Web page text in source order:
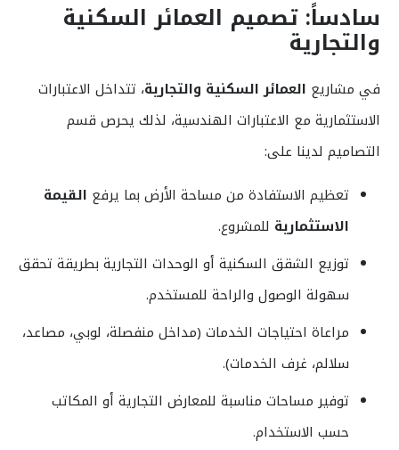
سادساً: تصميم العمائر السكنية
والتجارية
في مشاريع العمائر السكنية والتجارية، تتداخل الاعتبارات
الاستثمارية مع الاعتبارات الهندسية، لذلك يحرص قسم
التصاميم لدينا على:
تعظيم الاستفادة من مساحة الأرض بما يرفع القيمة
الاستثمارية للمشروع.
توزيع الشقق السكنية أو الوحدات التجارية بطريقة تحقق
سهولة الوصول والراحة للمستخدم.
مراعاة احتياجات الخدمات (مداخل منفصلة، لوبي، مصاعد،
سلالم، غرف الخدمات).
توفير مساحات مناسبة للمعارض التجارية أو المكاتب
حسب الاستخدام.